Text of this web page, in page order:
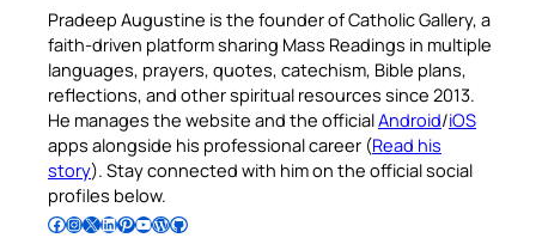
Pradeep Augustine is the founder of Catholic Gallery, a
faith-driven platform sharing Mass Readings in multiple
languages, prayers, quotes, catechism, Bible plans,
reflections, and other spiritual resources since 2013.
He manages the website and the officialAndroid/iOS
apps alongside his professional career (Read his
story). Stay connected with him on the official social
profiles below.
Follow Pradeep on Facebook Follow Pradeep on InstagramFollow Pradeep on X Follow Pradeep on LinkedIn Follow Pradeep on Pinterest Subscribe to Pradeep’s Youtube Channel Follow Pradeep on WordPress Follow Pradeep on GitHub